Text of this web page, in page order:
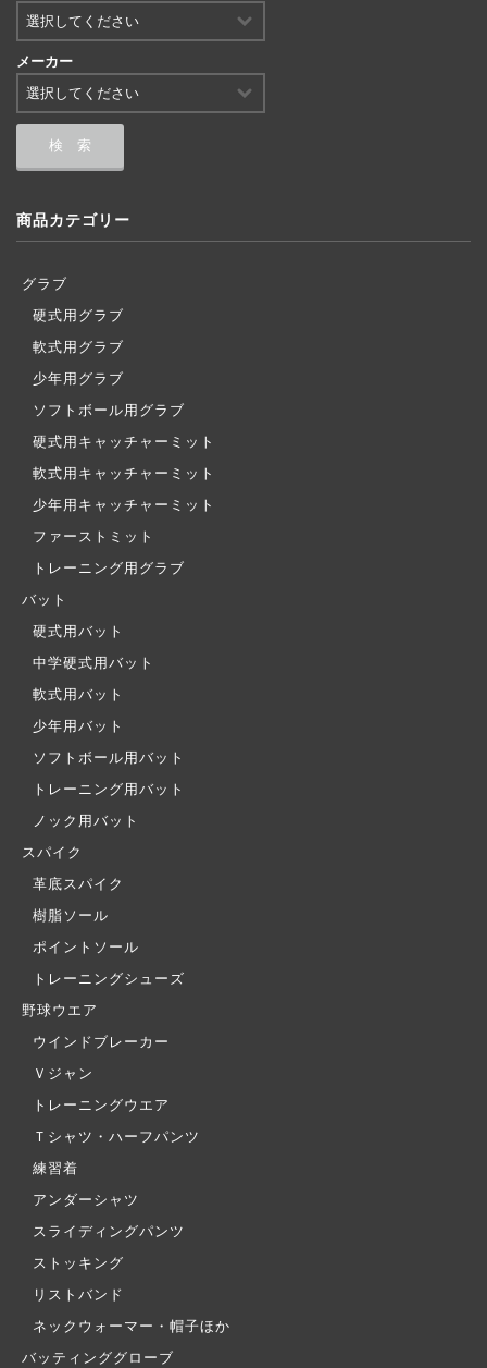
メーカー
商品カテゴリー
グラブ
硬式用グラブ
軟式用グラブ
少年用グラブ
ソフトボール用グラブ
硬式用キャッチャーミット
軟式用キャッチャーミット
少年用キャッチャーミット
ファーストミット
トレーニング用グラブ
バット
硬式用バット
中学硬式用バット
軟式用バット
少年用バット
ソフトボール用バット
トレーニング用バット
ノック用バット
スパイク
革底スパイク
樹脂ソール
ポイントソール
トレーニングシューズ
野球ウエア
ウインドブレーカー
Ｖジャン
トレーニングウエア
Ｔシャツ・ハーフパンツ
練習着
アンダーシャツ
スライディングパンツ
ストッキング
リストバンド
ネックウォーマー・帽子ほか
バッティンググローブ